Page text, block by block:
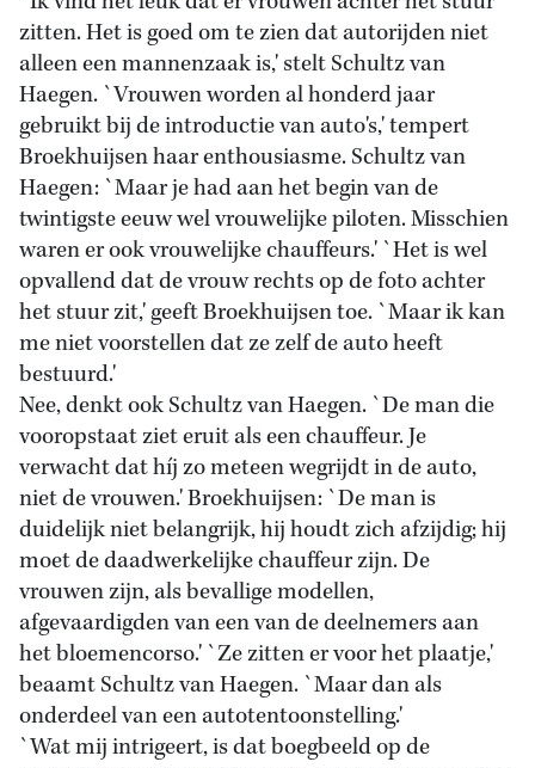
zitten. Het is goed om te zien dat autorijden niet
alleen een mannenzaak is,' stelt Schultz van
Haegen. `Vrouwen worden al honderd jaar
gebruikt bij de introductie van auto's,' tempert
Broekhuijsen haar enthousiasme. Schultz van
Haegen: `Maar je had aan het begin van de
twintigste eeuw wel vrouwelijke piloten. Misschien
waren er ook vrouwelijke chauffeurs.' `Het is wel
opvallend dat de vrouw rechts op de foto achter
het stuur zit,' geeft Broekhuijsen toe. `Maar ik kan
me niet voorstellen dat ze zelf de auto heeft
bestuurd.'
Nee, denkt ook Schultz van Haegen. `De man die
vooropstaat ziet eruit als een chauffeur. Je
verwacht dat híj zo meteen wegrijdt in de auto,
niet de vrouwen.' Broekhuijsen: `De man is
duidelijk niet belangrijk, hij houdt zich afzijdig; hij
moet de daadwerkelijke chauffeur zijn. De
vrouwen zijn, als bevallige modellen,
afgevaardigden van een van de deelnemers aan
het bloemencorso.' `Ze zitten er voor het plaatje,'
beaamt Schultz van Haegen. `Maar dan als
onderdeel van een autotentoonstelling.'
`Wat mij intrigeert, is dat boegbeeld op de